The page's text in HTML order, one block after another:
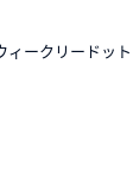
ィークリードッ